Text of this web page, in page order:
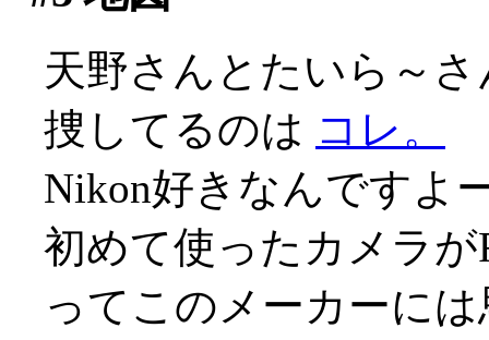
天野さんとたいら～
捜してるのは コレ。
Nikon好きなんですよ
初めて使ったカメラ
ってこのメーカーに